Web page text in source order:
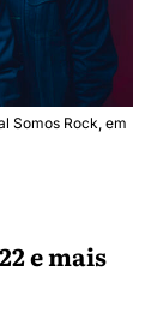
Somos Rock, em
e mais